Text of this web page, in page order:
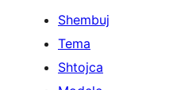
Shembuj
Tema
Shtojca